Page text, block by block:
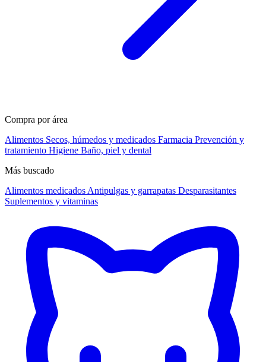
Compra por área
Alimentos Secos, húmedos y medicados Farmacia Prevención y
tratamiento Higiene Baño, piel y dental
Más buscado
Alimentos medicados Antipulgas y garrapatas Desparasitantes
Suplementos y vitaminas